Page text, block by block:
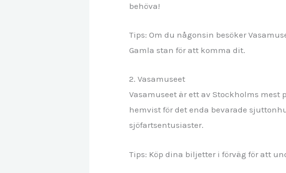
behöva!
Tips: Om du någonsin besöker
Gamla stan för att komma dit.
2. Vasamuseet
Vasamuseet är ett av Stockholms
hemvist för det enda bevarade
sjöfartsentusiaster.
Tips: Köp dina biljetter i förväg för att